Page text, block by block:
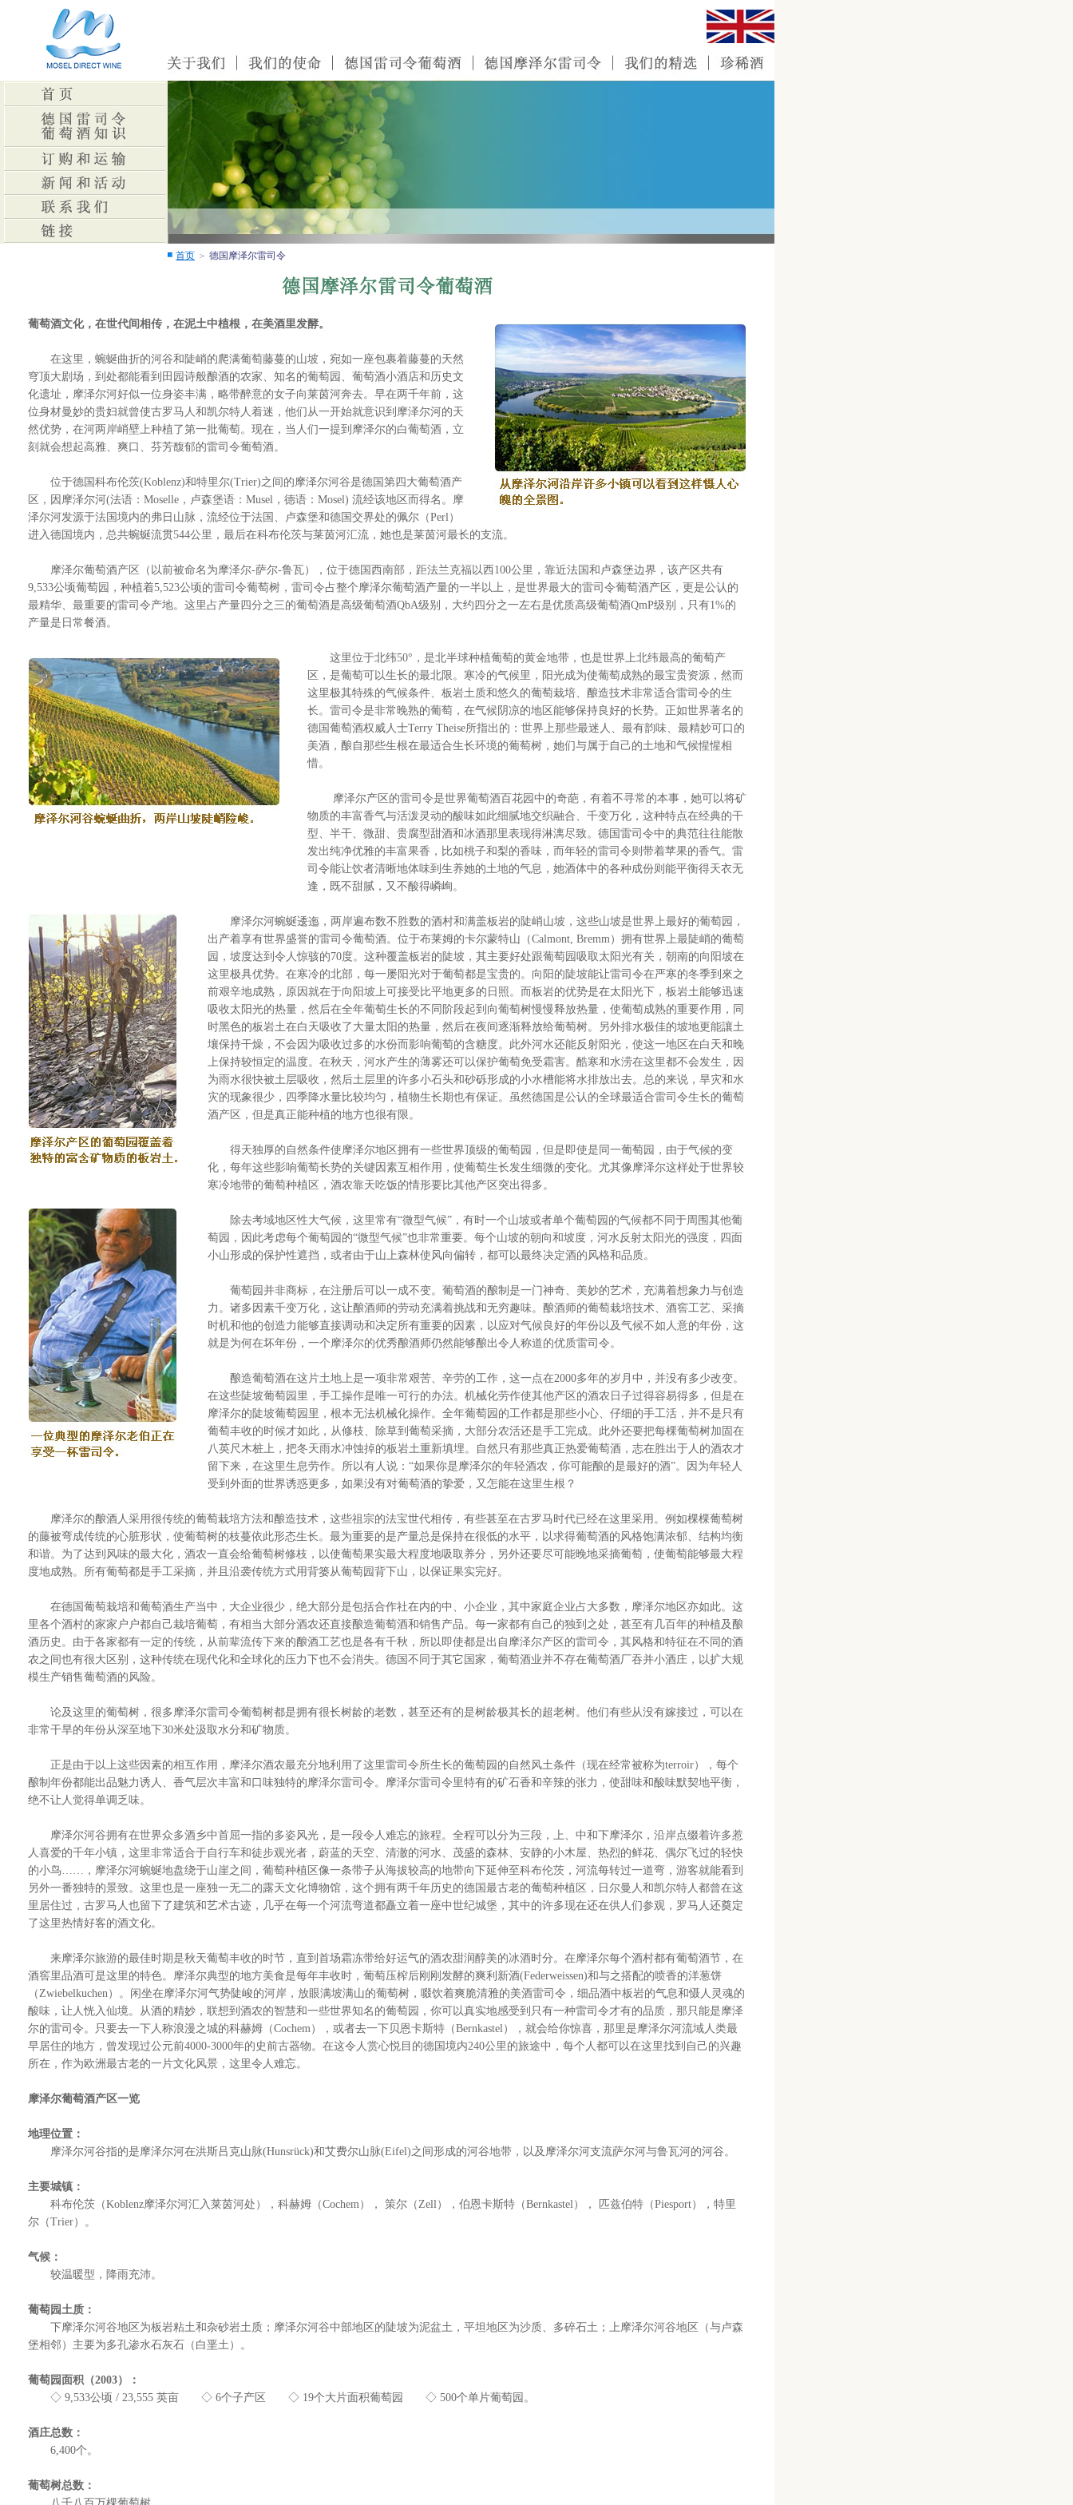
首页 ＞ 德国摩泽尔雷司令
葡萄酒文化，在世代间相传，在泥土中植根，在美酒里发酵。
在这里，蜿蜒曲折的河谷和陡峭的爬满葡萄藤蔓的山坡，宛如一座包裹着藤蔓的天然
穹顶大剧场，到处都能看到田园诗般酿酒的农家、知名的葡萄园、葡萄酒小酒店和历史文
化遗址，摩泽尔河好似一位身姿丰满，略带醉意的女子向莱茵河奔去。早在两千年前，这
位身材曼妙的贵妇就曾使古罗马人和凯尔特人着迷，他们从一开始就意识到摩泽尔河的天
然优势，在河两岸峭壁上种植了第一批葡萄。现在，当人们一提到摩泽尔的白葡萄酒，立
刻就会想起高雅、爽口、芬芳馥郁的雷司令葡萄酒。
位于德国科布伦茨(Koblenz)和特里尔(Trier)之间的摩泽尔河谷是德国第四大葡萄酒产
区，因摩泽尔河(法语：Moselle，卢森堡语：Musel，德语：Mosel) 流经该地区而得名。摩
泽尔河发源于法国境内的弗日山脉，流经位于法国、卢森堡和德国交界处的佩尔（Perl）
进入德国境内，总共蜿蜒流贯544公里，最后在科布伦茨与莱茵河汇流，她也是莱茵河最长的支流。
摩泽尔葡萄酒产区（以前被命名为摩泽尔-萨尔-鲁瓦），位于德国西南部，距法兰克福以西100公里，靠近法国和卢森堡边界，该产区共有
9,533公顷葡萄园，种植着5,523公顷的雷司令葡萄树，雷司令占整个摩泽尔葡萄酒产量的一半以上，是世界最大的雷司令葡萄酒产区，更是公认的
最精华、最重要的雷司令产地。这里占产量四分之三的葡萄酒是高级葡萄酒QbA级别，大约四分之一左右是优质高级葡萄酒QmP级别，只有1%的
产量是日常餐酒。
这里位于北纬50°，是北半球种植葡萄的黄金地带，也是世界上北纬最高的葡萄产
区，是葡萄可以生长的最北限。寒冷的气候里，阳光成为使葡萄成熟的最宝贵资源，然而
这里极其特殊的气候条件、板岩土质和悠久的葡萄栽培、酿造技术非常适合雷司令的生
长。雷司令是非常晚熟的葡萄，在气候阴凉的地区能够保持良好的长势。正如世界著名的
德国葡萄酒权威人士Terry Theise所指出的：世界上那些最迷人、最有韵味、最精妙可口的
美酒，酿自那些生根在最适合生长环境的葡萄树，她们与属于自己的土地和气候惺惺相
惜。
摩泽尔产区的雷司令是世界葡萄酒百花园中的奇葩，有着不寻常的本事，她可以将矿
物质的丰富香气与活泼灵动的酸味如此细腻地交织融合、千变万化，这种特点在经典的干
型、半干、微甜、贵腐型甜酒和冰酒那里表现得淋漓尽致。德国雷司令中的典范往往能散
发出纯净优雅的丰富果香，比如桃子和梨的香味，而年轻的雷司令则带着苹果的香气。雷
司令能让饮者清晰地体味到生养她的土地的气息，她酒体中的各种成份则能平衡得天衣无
逢，既不甜腻，又不酸得嶙峋。
摩泽尔河蜿蜒逶迤，两岸遍布数不胜数的酒村和满盖板岩的陡峭山坡，这些山坡是世界上最好的葡萄园，
出产着享有世界盛誉的雷司令葡萄酒。位于布莱姆的卡尔蒙特山（Calmont, Bremm）拥有世界上最陡峭的葡萄
园，坡度达到令人惊骇的70度。这种覆盖板岩的陡坡，其主要好处跟葡萄园吸取太阳光有关，朝南的向阳坡在
这里极具优势。在寒冷的北部，每一屡阳光对于葡萄都是宝贵的。向阳的陡坡能让雷司令在严寒的冬季到來之
前艰辛地成熟，原因就在于向阳坡上可接受比平地更多的日照。而板岩的优势是在太阳光下，板岩土能够迅速
吸收太阳光的热量，然后在全年葡萄生长的不同阶段起到向葡萄树慢慢释放热量，使葡萄成熟的重要作用，同
时黑色的板岩土在白天吸收了大量太阳的热量，然后在夜间逐渐释放给葡萄树。另外排水极佳的坡地更能讓土
壤保持干燥，不会因为吸收过多的水份而影响葡萄的含糖度。此外河水还能反射阳光，使这一地区在白天和晚
上保持较恒定的温度。在秋天，河水产生的薄雾还可以保护葡萄免受霜害。酷寒和水涝在这里都不会发生，因
为雨水很快被土层吸收，然后土层里的许多小石头和砂砾形成的小水槽能将水排放出去。总的来说，旱灾和水
灾的现象很少，四季降水量比较均匀，植物生长期也有保证。虽然德国是公认的全球最适合雷司令生长的葡萄
酒产区，但是真正能种植的地方也很有限。
得天独厚的自然条件使摩泽尔地区拥有一些世界顶级的葡萄园，但是即使是同一葡萄园，由于气候的变
化，每年这些影响葡萄长势的关键因素互相作用，使葡萄生长发生细微的变化。尤其像摩泽尔这样处于世界较
寒冷地带的葡萄种植区，酒农靠天吃饭的情形要比其他产区突出得多。
除去考域地区性大气候，这里常有“微型气候”，有时一个山坡或者单个葡萄园的气候都不同于周围其他葡
萄园，因此考虑每个葡萄园的“微型气候”也非常重要。每个山坡的朝向和坡度，河水反射太阳光的强度，四面
小山形成的保护性遮挡，或者由于山上森林使风向偏转，都可以最终决定酒的风格和品质。
葡萄园并非商标，在注册后可以一成不变。葡萄酒的酿制是一门神奇、美妙的艺术，充满着想象力与创造
力。诸多因素千变万化，这让酿酒师的劳动充满着挑战和无穷趣味。酿酒师的葡萄栽培技术、酒窖工艺、采摘
时机和他的创造力能够直接调动和决定所有重要的因素，以应对气候良好的年份以及气候不如人意的年份，这
就是为何在坏年份，一个摩泽尔的优秀酿酒师仍然能够酿出令人称道的优质雷司令。
酿造葡萄酒在这片土地上是一项非常艰苦、辛劳的工作，这一点在2000多年的岁月中，并没有多少改变。
在这些陡坡葡萄园里，手工操作是唯一可行的办法。机械化劳作使其他产区的酒农日子过得容易得多，但是在
摩泽尔的陡坡葡萄园里，根本无法机械化操作。全年葡萄园的工作都是那些小心、仔细的手工活，并不是只有
葡萄丰收的时候才如此，从修枝、除草到葡萄采摘，大部分农活还是手工完成。此外还要把每棵葡萄树加固在
八英尺木桩上，把冬天雨水冲蚀掉的板岩土重新填埋。自然只有那些真正热爱葡萄酒，志在胜出于人的酒农才
留下来，在这里生息劳作。所以有人说：“如果你是摩泽尔的年轻酒农，你可能酿的是最好的酒”。因为年轻人
受到外面的世界诱惑更多，如果没有对葡萄酒的挚爱，又怎能在这里生根？
摩泽尔的酿酒人采用很传统的葡萄栽培方法和酿造技术，这些祖宗的法宝世代相传，有些甚至在古罗马时代已经在这里采用。例如棵棵葡萄树
的藤被弯成传统的心脏形状，使葡萄树的枝蔓依此形态生长。最为重要的是产量总是保持在很低的水平，以求得葡萄酒的风格饱满浓郁、结构均衡
和谐。为了达到风味的最大化，酒农一直会给葡萄树修枝，以使葡萄果实最大程度地吸取养分，另外还要尽可能晚地采摘葡萄，使葡萄能够最大程
度地成熟。所有葡萄都是手工采摘，并且沿袭传统方式用背篓从葡萄园背下山，以保证果实完好。
在德国葡萄栽培和葡萄酒生产当中，大企业很少，绝大部分是包括合作社在内的中、小企业，其中家庭企业占大多数，摩泽尔地区亦如此。这
里各个酒村的家家户户都自己栽培葡萄，有相当大部分酒农还直接酿造葡萄酒和销售产品。每一家都有自己的独到之处，甚至有几百年的种植及酿
酒历史。由于各家都有一定的传统，从前辈流传下来的酿酒工艺也是各有千秋，所以即使都是出自摩泽尔产区的雷司令，其风格和特征在不同的酒
农之间也有很大区别，这种传统在现代化和全球化的压力下也不会消失。德国不同于其它国家，葡萄酒业并不存在葡萄酒厂吞并小酒庄，以扩大规
模生产销售葡萄酒的风险。
论及这里的葡萄树，很多摩泽尔雷司令葡萄树都是拥有很长树龄的老数，甚至还有的是树龄极其长的超老树。他们有些从没有嫁接过，可以在
非常干旱的年份从深至地下30米处汲取水分和矿物质。
正是由于以上这些因素的相互作用，摩泽尔酒农最充分地利用了这里雷司令所生长的葡萄园的自然风土条件（现在经常被称为terroir），每个
酿制年份都能出品魅力诱人、香气层次丰富和口味独特的摩泽尔雷司令。摩泽尔雷司令里特有的矿石香和辛辣的张力，使甜味和酸味默契地平衡，
绝不让人觉得单调乏味。
摩泽尔河谷拥有在世界众多酒乡中首屈一指的多姿风光，是一段令人难忘的旅程。全程可以分为三段，上、中和下摩泽尔，沿岸点缀着许多惹
人喜爱的千年小镇，这里非常适合于自行车和徒步观光者，蔚蓝的天空、清澈的河水、茂盛的森林、安静的小木屋、热烈的鲜花、偶尔飞过的轻快
的小鸟……，摩泽尔河蜿蜒地盘绕于山崖之间，葡萄种植区像一条带子从海拔较高的地带向下延伸至科布伦茨，河流每转过一道弯，游客就能看到
另外一番独特的景致。这里也是一座独一无二的露天文化博物馆，这个拥有两千年历史的德国最古老的葡萄种植区，日尔曼人和凯尔特人都曾在这
里居住过，古罗马人也留下了建筑和艺术古迹，几乎在每一个河流弯道都矗立着一座中世纪城堡，其中的许多现在还在供人们参观，罗马人还奠定
了这里热情好客的酒文化。
来摩泽尔旅游的最佳时期是秋天葡萄丰收的时节，直到首场霜冻带给好运气的酒农甜润醇美的冰酒时分。在摩泽尔每个酒村都有葡萄酒节，在
酒窖里品酒可是这里的特色。摩泽尔典型的地方美食是每年丰收时，葡萄压榨后刚刚发酵的爽利新酒(Federweissen)和与之搭配的喷香的洋葱饼
（Zwiebelkuchen）。闲坐在摩泽尔河气势陡峻的河岸，放眼满坡满山的葡萄树，啜饮着爽脆清雅的美酒雷司令，细品酒中板岩的气息和慑人灵魂的
酸味，让人恍入仙境。从酒的精妙，联想到酒农的智慧和一些世界知名的葡萄园，你可以真实地感受到只有一种雷司令才有的品质，那只能是摩泽
尔的雷司令。只要去一下人称浪漫之城的科赫姆（Cochem），或者去一下贝恩卡斯特（Bernkastel），就会给你惊喜，那里是摩泽尔河流域人类最
早居住的地方，曾发现过公元前4000-3000年的史前古器物。在这令人赏心悦目的德国境内240公里的旅途中，每个人都可以在这里找到自己的兴趣
所在，作为欧洲最古老的一片文化风景，这里令人难忘。
摩泽尔葡萄酒产区一览
地理位置：
摩泽尔河谷指的是摩泽尔河在洪斯吕克山脉(Hunsrück)和艾费尔山脉(Eifel)之间形成的河谷地带，以及摩泽尔河支流萨尔河与鲁瓦河的河谷。
主要城镇：
科布伦茨（Koblenz摩泽尔河汇入莱茵河处），科赫姆（Cochem）， 策尔（Zell），伯恩卡斯特（Bernkastel）， 匹兹伯特（Piesport），特里
尔（Trier）。
气候：
较温暖型，降雨充沛。
葡萄园土质：
下摩泽尔河谷地区为板岩粘土和杂砂岩土质；摩泽尔河谷中部地区的陡坡为泥盆土，平坦地区为沙质、多碎石土；上摩泽尔河谷地区（与卢森
堡相邻）主要为多孔渗水石灰石（白垩土）。
葡萄园面积（2003）：
◇ 9,533公顷 / 23,555 英亩 ◇ 6个子产区 ◇ 19个大片面积葡萄园 ◇ 500个单片葡萄园。
酒庄总数：
6,400个。
葡萄树总数：